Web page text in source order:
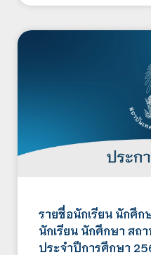
รายชื่อนักเรียน นักศึ
นักเรียน นักศึกษา สถ
ประจำปีการศึกษา